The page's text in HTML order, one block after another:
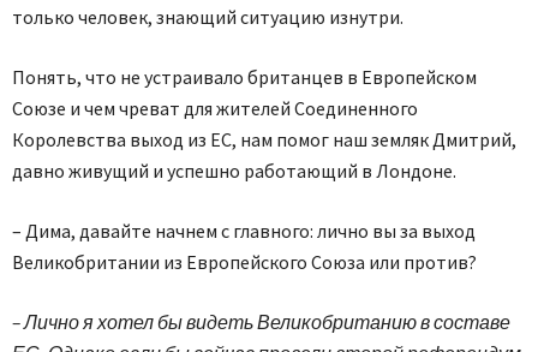
только человек, знающий ситуацию изнутри.
Понять, что не устраивало британцев в Европейском
Союзе и чем чреват для жителей Соединенного
Королевства выход из ЕС, нам помог наш земляк Дмитрий,
давно живущий и успешно работающий в Лондоне.
– Дима, давайте начнем с главного: лично вы за выход
Великобритании из Европейского Союза или против?
– Лично я хотел бы видеть Великобританию в составе